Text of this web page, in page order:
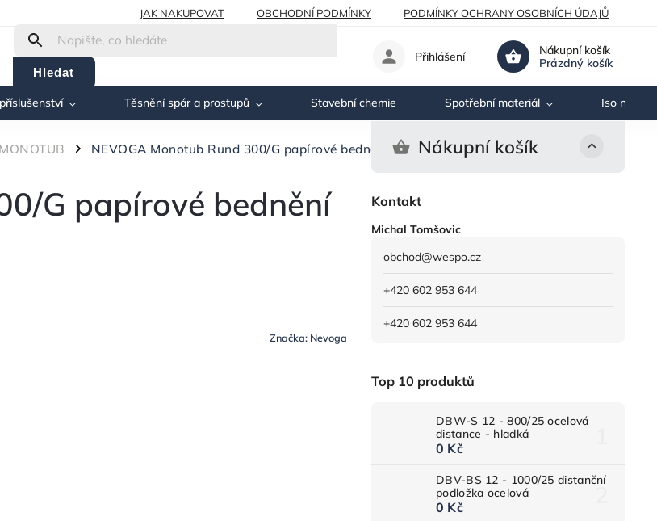
JAK NAKUPOVAT OBCHODNÍ PODMÍNKY PODMÍNKY OCHRANY OSOBNÍCH ÚDAJŮ
Hledat
Nákupní košík
Prázdný košík
Přihlášení
Těsnění spár a prostupů Stavební chemie Spotřební materiál Iso
/ NEVOGA Monotub Rund 300/G papírové bednění kruhové - hladké
Nákupní košík
Kontakt
Michal Tomšovic
obchod@wespo.cz
+420 602 953 644
+420 602 953 644
Top 10 produktů
DBW-S 12 - 800/25 ocelová
distance - hladká
0 Kč
DBV-BS 12 - 1000/25 distanční
podložka ocelová
0 Kč
G papírové bednění
Značka: Nevoga